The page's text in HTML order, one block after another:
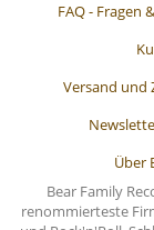
FAQ - Fragen
Versand und
Über
Bear Family
renommierteste